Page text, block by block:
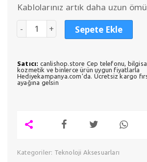
Kablolarınız artık daha uzun
Sepete Ekle
Satıcı: canlishop.store Cep telefonu,
kozmetik ve binlerce ürün uygun fiyatlarla
Hediyekampanya.com'da. Ücretsiz kargo
ayağına gelsin
Kategoriler: Teknoloji Aksesuarları